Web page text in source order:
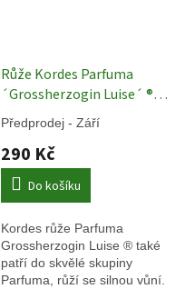
Růže Kordes Parfuma
´Grossherzogin Luise´ ®
Německé Růže
Předprodej - Září
290 Kč
Do košíku
Kordes růže Parfuma
Grossherzogin Luise ® také
patří do skvělé skupiny
Parfuma, růží se silnou vůní.